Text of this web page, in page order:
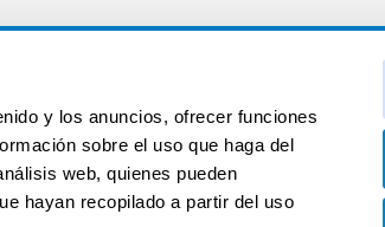
y los anuncios, ofrecer funciones
sobre el uso que haga del
web, quienes pueden
hayan recopilado a partir del uso